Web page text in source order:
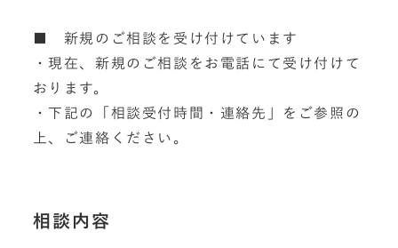
新規のご相談を受け付けています
・現在、新規のご相談をお電話にて受け付けて
おります。
・下記の「相談受付時間・連絡先」をご参照の
上、ご連絡ください。
相談内容